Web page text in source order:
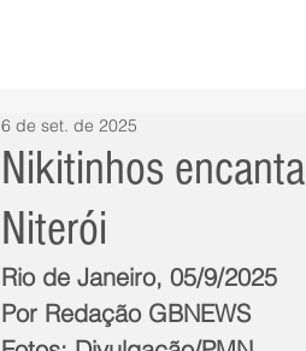
Nikitinhos
Niterói
6 de set. de 2025
Rio de Janeiro, 05/9/2025
Por Redação GBNEWS